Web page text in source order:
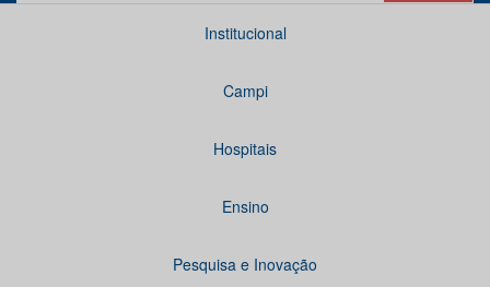
Institucional
Campi
Hospitais
Ensino
Pesquisa e Inovação